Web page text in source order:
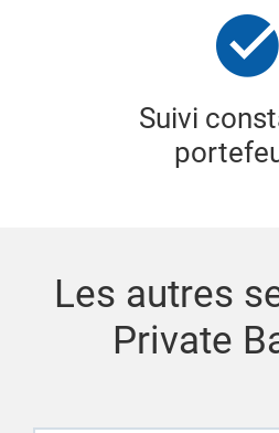
Suivi
Les autres
Private